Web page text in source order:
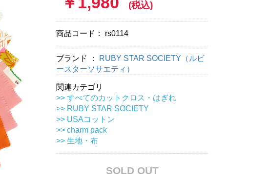
(税込)
商品コード： rs0114
ブランド ：
RUBY STAR SOCIETY（ルビ
ースターソサエティ）
関連カテゴリ
>> すべてのカットクロス・はぎれ
>> RUBY STAR SOCIETY
>> USAコットン
>> charm pack
>> 生地・布
SOLD OUT